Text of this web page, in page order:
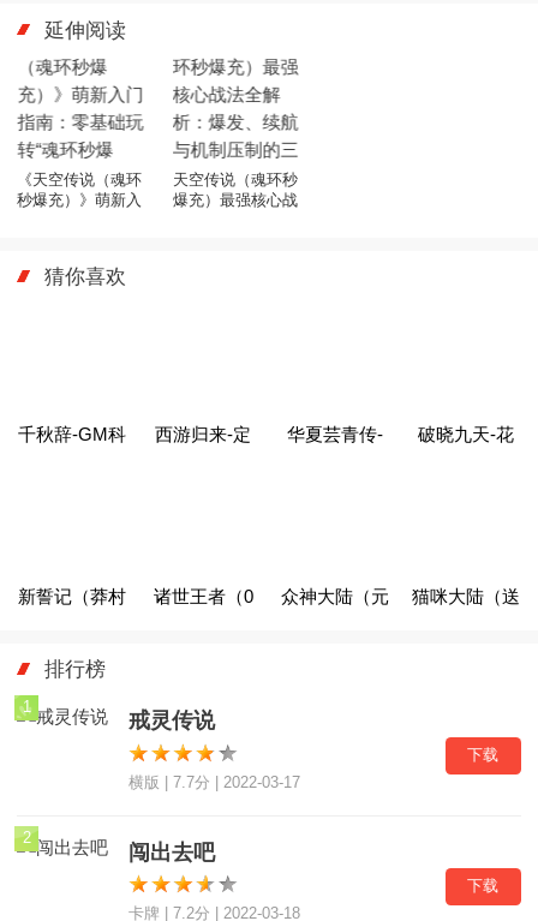
延伸阅读
《天空传说（魂环
秒爆充）》萌新入
天空传说（魂环秒
爆充）最强核心战
猜你喜欢
千秋辞-GM科 西游归来-定 华夏芸青传- 破晓九天-花
新誓记（莽村
油）
诸世王者（0 众神大陆（元 猫咪大陆（送
排行榜
1
戒灵传说
横版 | 7.7分 | 2022-03-17
下载
2
闯出去吧
卡牌 | 7.2分 | 2022-03-18
下载